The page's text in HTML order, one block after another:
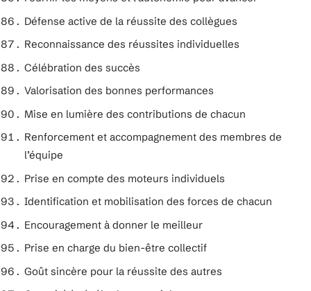
Défense active de la réussite des collègues
Reconnaissance des réussites individuelles
Célébration des succès
Valorisation des bonnes performances
Mise en lumière des contributions de chacun
Renforcement et accompagnement des membres de
l’équipe
Prise en compte des moteurs individuels
Identification et mobilisation des forces de chacun
Encouragement à donner le meilleur
Prise en charge du bien-être collectif
Goût sincère pour la réussite des autres